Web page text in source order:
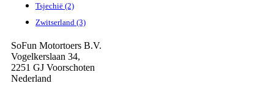
Tsjechië (2)
Zwitserland (3)
SoFun Motortoers B.V.
Vogelkerslaan 34,
2251 GJ Voorschoten
Nederland